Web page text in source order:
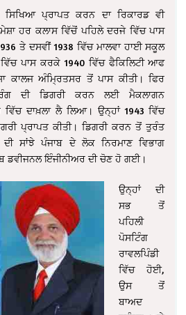
ਪ੍ਰਾਪਤ ਕਰਨ ਦਾ ਰਿਕਾਰਡ ਵੀ
ਹਰ ਕਲਾਸ ਵਿੱਚੋਂ ਪਹਿਲੇ ਦਰਜੇ ਵਿੱਚ ਪਾਸ
ਤੇ ਦਸਵੀਂ 1938 ਵਿੱਚ ਮਾਲਵਾ ਹਾਈ ਸਕੂਲ
ਪਾਸ ਕਰਕੇ 1940 ਵਿੱਚ ਫੈਕਿਲਿਟੀ ਆਫ
ਕਾਲਜ ਅੰਮ੍ਰਿਤਸਰ ਤੋਂ ਪਾਸ ਕੀਤੀ। ਫਿਰ
ਦੀ ਡਿਗਰੀ ਕਰਨ ਲਈ ਮੈਕਲਾਗਨ
ਵਿੱਚ ਦਾਖ਼ਲਾ ਲੈ ਲਿਆ। ਉਨ੍ਹਾਂ 1943 ਵਿੱਚ
ਪ੍ਰਾਪਤ ਕੀਤੀ। ਡਿਗਰੀ ਕਰਨ ਤੋਂ ਤੁਰੰਤ
ਸਾਂਝੇ ਪੰਜਾਬ ਦੇ ਲੋਕ ਨਿਰਮਾਣ ਵਿਭਾਗ
ਡਵੀਜਨਲ ਇੰਜੀਨੀਅਰ ਦੀ ਚੋਣ ਹੋ ਗਈ।
ਉਨ੍ਹਾਂ ਦੀ
ਸਭ ਤੋਂ
ਪਹਿਲੀ
ਪੋਸਟਿੰਗ
ਰਾਵਲਪਿੰਡੀ
ਵਿੱਚ ਹੋਈ,
ਉਸ ਤੋਂ
ਬਾਅਦ